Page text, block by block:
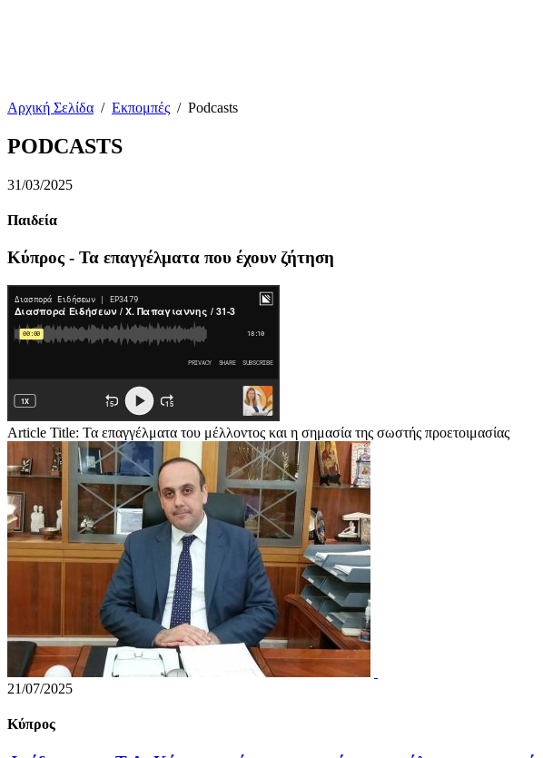
Αρχική Σελίδα / Εκπομπές / Podcasts
PODCASTS
31/03/2025
Παιδεία
Κύπρος - Τα επαγγέλματα που έχουν ζήτηση
Article Title: Τα επαγγέλματα του μέλλοντος και η σημασία της σωστής προετοιμασίας
21/07/2025
Κύπρος